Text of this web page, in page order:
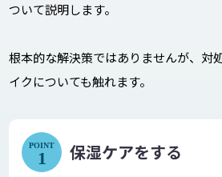
ついて説明します。
根本的な解決策ではありませんが、対
イクについても触れます。
POINT
1 保湿ケアをする